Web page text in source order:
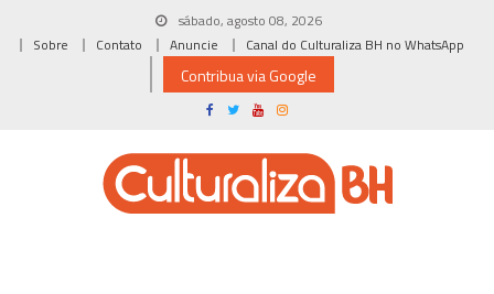
sábado, agosto 08, 2026
Sobre
Contato Anuncie Canal do Culturaliza BH no WhatsApp
Contribua via Google